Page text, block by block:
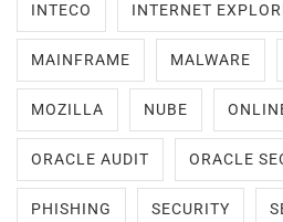
INTECO INTERNET
MAINFRAME MALWARE
MOZILLA NUBE
ORACLE AUDIT ORACLE
PHISHING SECURITY